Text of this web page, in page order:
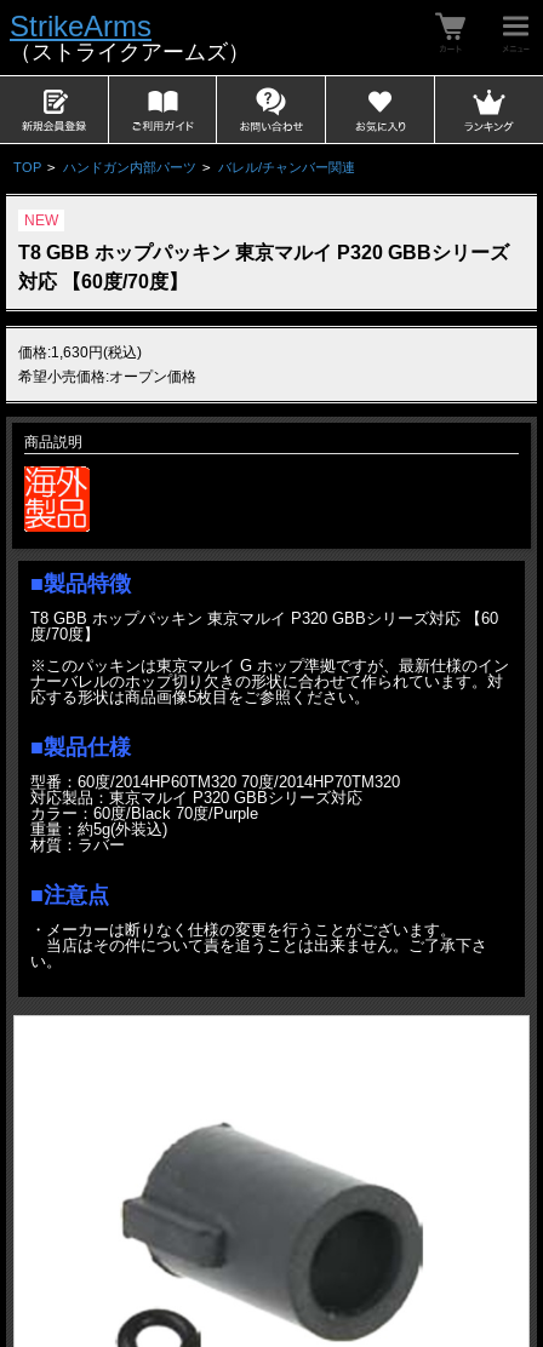
StrikeArms
（ストライクアームズ）
TOP > ハンドガン内部パーツ > バレル/チャンバー関連
NEW
T8 GBB ホップパッキン 東京マルイ P320 GBBシリーズ
対応 【60度/70度】
価格:1,630円(税込)
希望小売価格:オープン価格
商品説明
■製品特徴
T8 GBB ホップパッキン 東京マルイ P320 GBBシリーズ対応 【60
度/70度】
※このパッキンは東京マルイ G ホップ準拠ですが、最新仕様のイン
ナーバレルのホップ切り欠きの形状に合わせて作られています。対
応する形状は商品画像5枚目をご参照ください。
■製品仕様
型番：60度/2014HP60TM320 70度/2014HP70TM320
対応製品：東京マルイ P320 GBBシリーズ対応
カラー：60度/Black 70度/Purple
重量：約5g(外装込)
材質：ラバー
■注意点
・メーカーは断りなく仕様の変更を行うことがございます。
当店はその件について責を追うことは出来ません。ご了承下さ
い。